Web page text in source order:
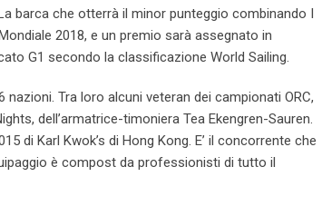
barca che otterrà il minor punteggio combinando I
2018, e un premio sarà assegnato in
G1 secondo la classificazione World Sailing.
Tra loro alcuni veteran dei campionati ORC,
dell’armatrice-timoniera Tea Ekengren-Sauren.
di Karl Kwok’s di Hong Kong. E’ il concorrente che
è compost da professionisti di tutto il